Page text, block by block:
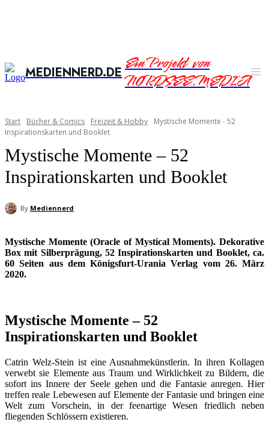
MEDIENNERD.DEEin Projekt von
NORDSEE.MEDIA
Start Bücher & Comics Freizeit & Hobby
Mystische Momente - 52
Inspirationskarten und Booklet
Mystische Momente – 52
Inspirationskarten und Booklet
By Mediennerd
Mystische Momente (Oracle of Mystical Moments). Dekorative
Box mit Silberprägung, 52 Inspirationskarten und Booklet, ca.
60 Seiten aus dem Königsfurt-Urania Verlag vom 26. März
2020.
Mystische Momente – 52
Inspirationskarten und Booklet
Catrin Welz-Stein ist eine Ausnahmekünstlerin. In ihren Kollagen
verwebt sie Elemente aus Traum und Wirklichkeit zu Bildern, die
sofort ins Innere der Seele gehen und die Fantasie anregen. Hier
treffen reale Lebewesen auf Elemente der Fantasie und bringen eine
Welt zum Vorschein, in der feenartige Wesen friedlich neben
fliegenden Schlössern existieren.